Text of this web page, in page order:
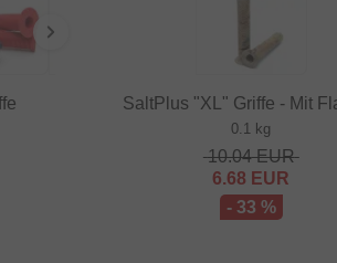
SaltPlus "XL" Griffe - Mit
0.1 kg
10.04EUR
6.68 EUR
- 33 %